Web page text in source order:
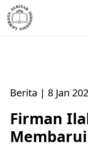
Berita | 8 Jan
Firman
Membarui